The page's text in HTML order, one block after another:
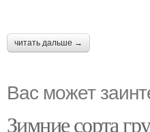
читать дальше →
Вас может
Зимние сорта